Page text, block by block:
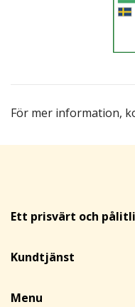
För mer information,
Ett prisvärt och
Kundtjänst
Menu